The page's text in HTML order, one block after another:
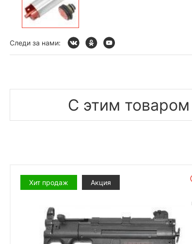
Следи за нами:
С этим
Хит продаж Акция